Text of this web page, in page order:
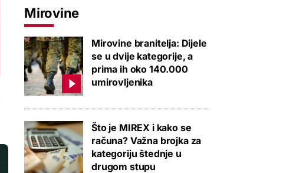
PROVJERITE PONUDU PROVJERITE PONUDU
Mirovine
Mirovine branitelja: Dijele
se u dvije kategorije, a
prima ih oko 140.000
umirovljenika
Što je MIREX i kako se
računa? Važna brojka za
kategoriju štednje u
drugom stupu